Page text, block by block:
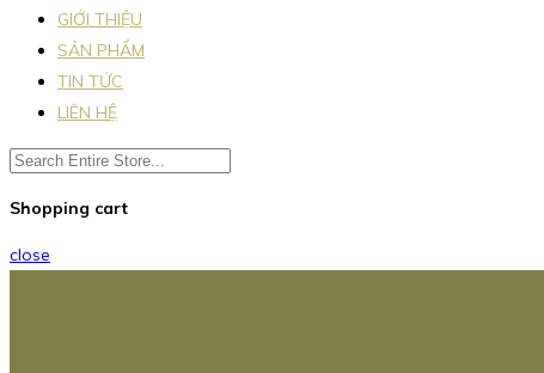
GIỚI THIỆU
SẢN PHẨM
TIN TỨC
LIÊN HỆ
Shopping cart
close